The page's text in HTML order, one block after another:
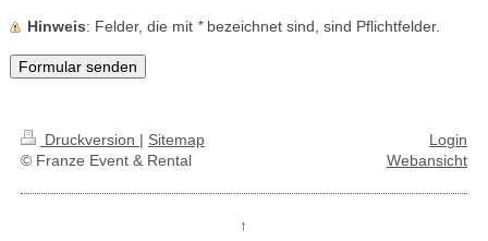
Hinweis : Felder, die mit *bezeichnet sind, sind Pflichtfelder.
Druckversion | Sitemap
© Franze Event & Rental
Login
Webansicht
↑